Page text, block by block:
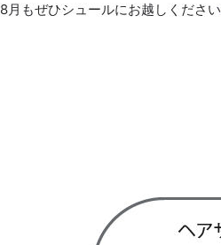
8月もぜひシュールにお越しください